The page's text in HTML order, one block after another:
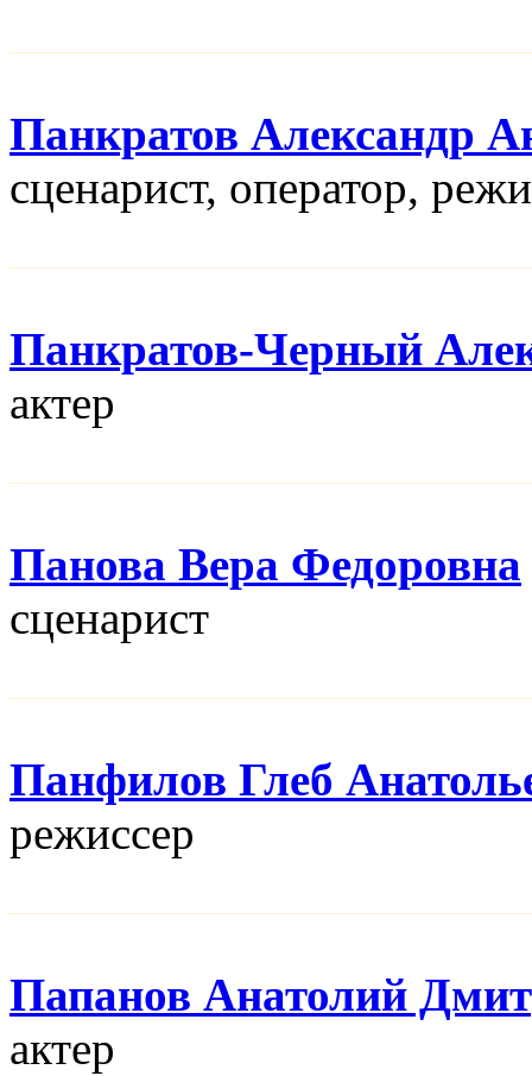
Панкратов Александр
сценарист, оператор,
Панкратов-Черный
актер
Панова Вера Федоровна
сценарист
Панфилов Глеб
режисcер
Папанов Анатолий
актер